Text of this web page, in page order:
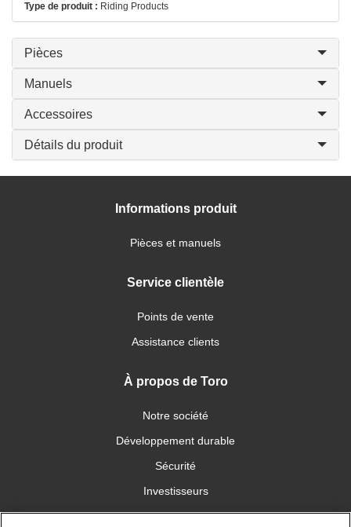
Type de produit : Riding Products
Pièces
Manuels
Accessoires
Détails du produit
Informations produit
Pièces et manuels
Service clientèle
Points de vente
Assistance clients
À propos de Toro
Notre société
Développement durable
Sécurité
Investisseurs
Carrières